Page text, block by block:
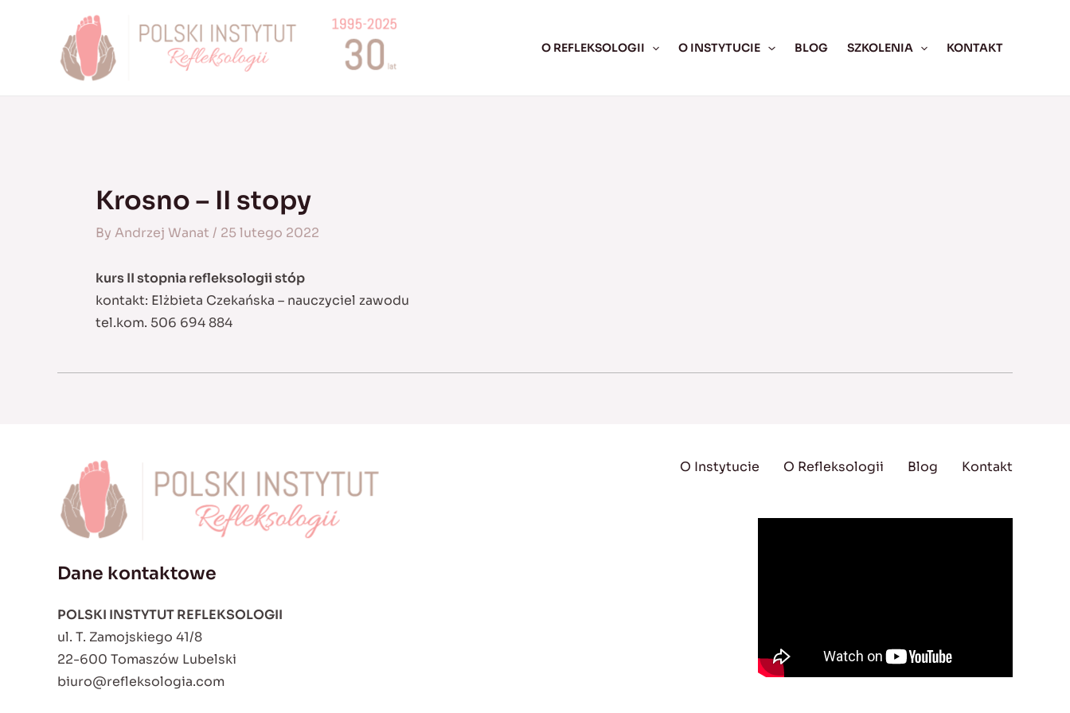
O REFLEKSOLOGII O INSTYTUCIE BLOG SZKOLENIA KONTAKT
Krosno – II stopy
By Andrzej Wanat / 25 lutego 2022
kurs II stopnia refleksologii stóp
kontakt: Elżbieta Czekańska – nauczyciel zawodu
tel.kom. 506 694 884
Dane kontaktowe
POLSKI INSTYTUT REFLEKSOLOGII
ul. T. Zamojskiego 41/8
22-600 Tomaszów Lubelski
biuro@refleksologia.com
O Instytucie O Refleksologii Blog Kontakt